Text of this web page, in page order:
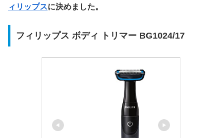
ィリップスに決めました。
フィリップス ボディ トリマー BG1024/17